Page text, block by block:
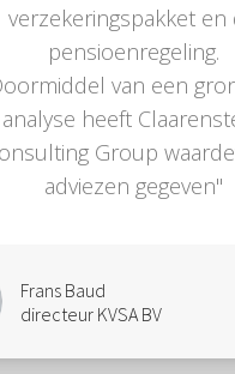
verzekeringspakket en
pensioenregeling.
van een
analyse heeft
Group
adviezen gegeven"
Frans Baud
directeur KVSA BV